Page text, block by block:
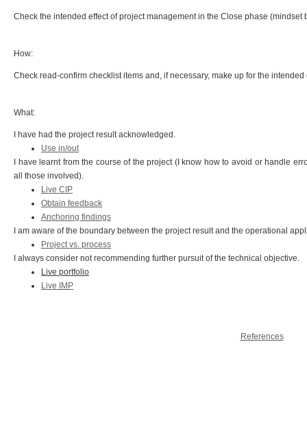
Check the intended effect of project management in the Close phase (mindset
How:
Check read-confirm checklist items and, if necessary, make up for the
What:
I have had the project result acknowledged.
Use in/out
I have learnt from the course of the project (I know how to avoid or handle
all those involved).
Live CIP
Obtain feedback
Anchoring findings
I am aware of the boundary between the project result and the operational
Project vs. process
I always consider not recommending further pursuit of the technical objective.
Live portfolio
Live IMP
References